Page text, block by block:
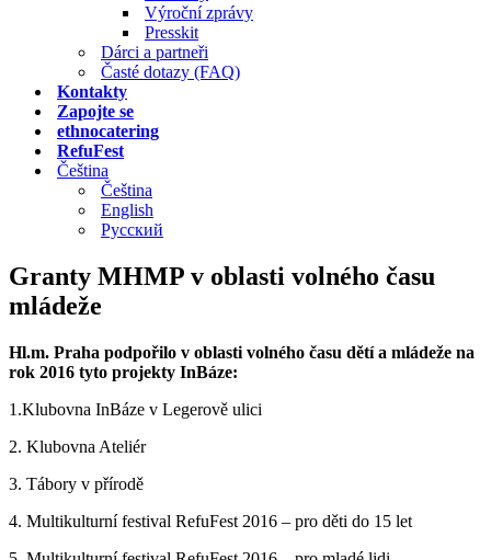
Výroční zprávy
Presskit
Dárci a partneři
Časté dotazy (FAQ)
Kontakty
Zapojte se
ethnocatering
RefuFest
Čeština
Čeština
English
Русский
Granty MHMP v oblasti volného času
mládeže
Hl.m. Praha podpořilo v oblasti volného času dětí a mládeže na
rok 2016 tyto projekty InBáze:
1.Klubovna InBáze v Legerově ulici
2. Klubovna Ateliér
3. Tábory v přírodě
4. Multikulturní festival RefuFest 2016 – pro děti do 15 let